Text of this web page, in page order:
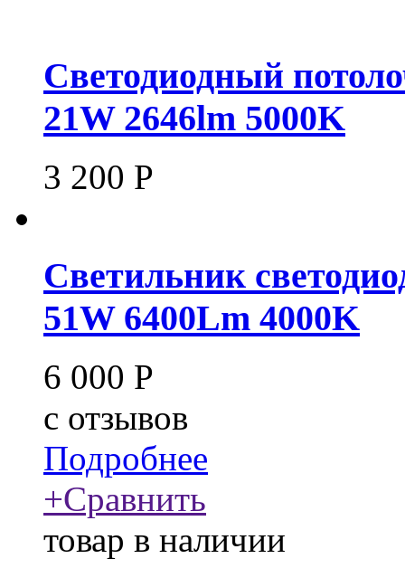
Светодиодный
21W 2646lm 5000K
3 200 Р
Светильник
51W 6400Lm 4000K
6 000 Р
c отзывов
Подробнее
+Сравнить
товар в наличии